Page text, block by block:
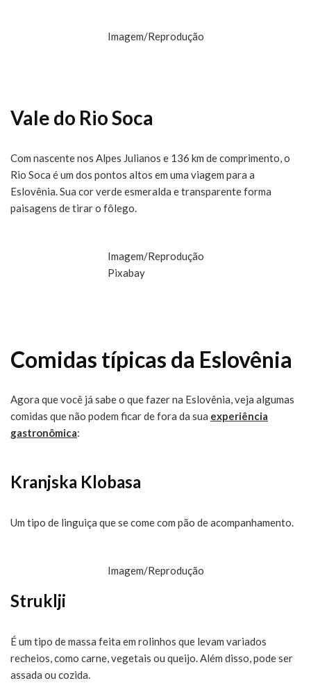
Imagem/Reprodução
Vale do Rio Soca
Com nascente nos Alpes Julianos e 136 km de comprimento, o
Rio Soca é um dos pontos altos em uma viagem para a
Eslovênia. Sua cor verde esmeralda e transparente forma
paisagens de tirar o fôlego.
Imagem/Reprodução
Pixabay
Comidas típicas da Eslovênia
Agora que você já sabe o que fazer na Eslovênia, veja algumas
comidas que não podem ficar de fora da sua experiência
gastronômica:
Kranjska Klobasa
Um tipo de linguiça que se come com pão de acompanhamento.
Imagem/Reprodução
Struklji
É um tipo de massa feita em rolinhos que levam variados
recheios, como carne, vegetais ou queijo. Além disso, pode ser
assada ou cozida.